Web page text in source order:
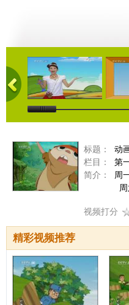
29:41
标题：
动
栏目：
第
简介：
周
周
视频打分
精彩视频推荐